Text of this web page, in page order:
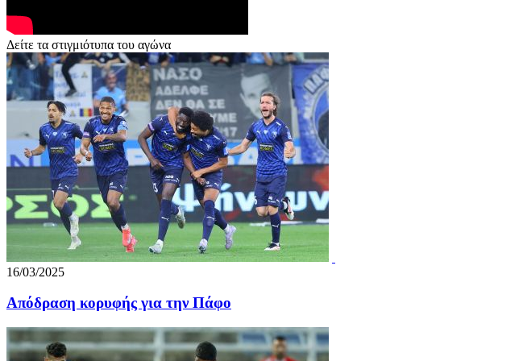
Δείτε τα στιγμιότυπα του αγώνα
16/03/2025
Απόδραση κορυφής για την Πάφο